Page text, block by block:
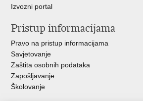
Izvozni portal
Pristup informacijama
Pravo na pristup informacijama
Savjetovanje
Zaštita osobnih podataka
Zapošljavanje
Školovanje